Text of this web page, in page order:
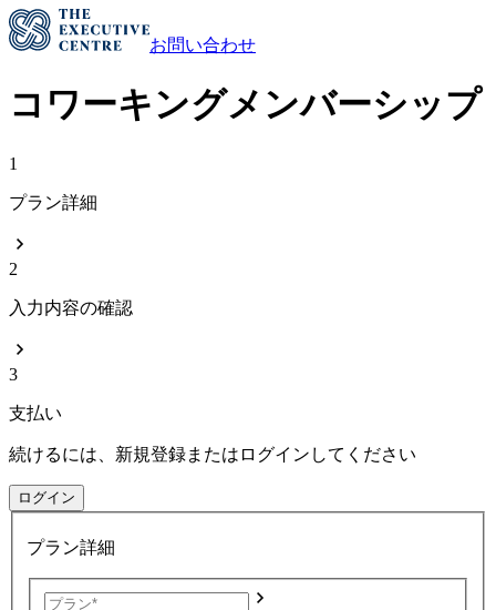
お問い合わせ
コワーキングメンバーシップ
1
プラン詳細
2
入力内容の確認
3
支払い
続けるには、新規登録またはログインしてください
ログイン
プラン詳細